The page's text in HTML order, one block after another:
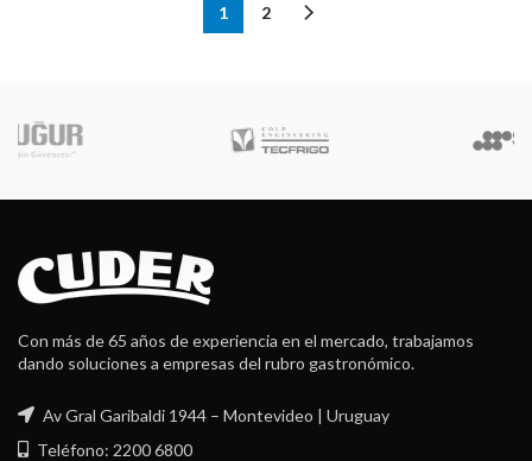
1 2
Con más de 65 años de experiencia en el mercado, trabajamos
dando soluciones a empresas del rubro gastronómico.
Av Gral Garibaldi 1944 – Montevideo | Uruguay
Teléfono: 2200 6800